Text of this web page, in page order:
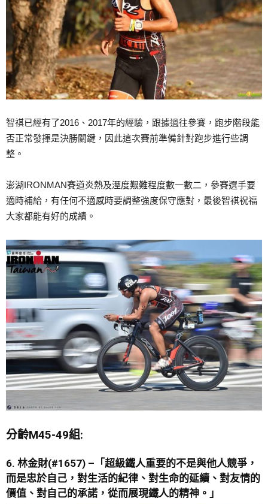
智祺已經有了2016、2017年的經驗，跟據過往參賽，跑步階段能
否正常發揮是決勝關鍵，因此這次賽前準備針對跑步進行些調
整。
澎湖IRONMAN賽道炎熱及溼度艱難程度數一數二，參賽選手要
適時補給，有任何不適感時要調整強度保守應對，最後智祺祝福
大家都能有好的成績。
分齡M45-49組:
6. 林金財(#1657) – 「超級鐵人重要的不是與他人競爭，
而是忠於自己，對生活的紀律、對生命的延續、對友情的
價值、對自己的承諾，從而展現鐵人的精神。 」